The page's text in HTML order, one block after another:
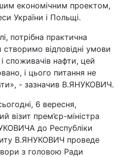
економічним проектом,
України і Польщі.
потрібна практична
відповідні умови
споживачів нафти, цей
і цього питання не
- зазначив В.ЯНУКОВИЧ.
6 вересня,
візит прем’єр-міністра
до Республіки
В.ЯНУКОВИЧ проведе
з головою Ради